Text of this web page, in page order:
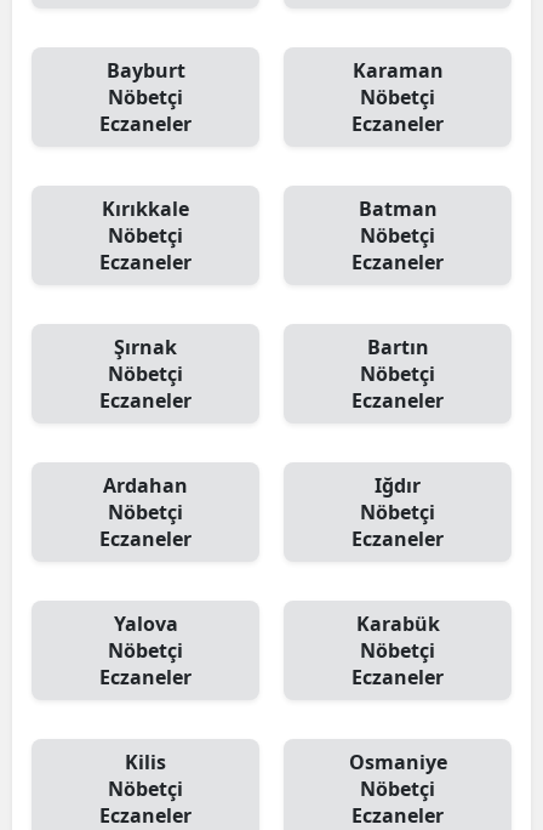
Bayburt
Nöbetçi
Eczaneler
Karaman
Nöbetçi
Eczaneler
Kırıkkale
Nöbetçi
Eczaneler
Batman
Nöbetçi
Eczaneler
Şırnak
Nöbetçi
Eczaneler
Bartın
Nöbetçi
Eczaneler
Ardahan
Nöbetçi
Eczaneler
Iğdır
Nöbetçi
Eczaneler
Yalova
Nöbetçi
Eczaneler
Karabük
Nöbetçi
Eczaneler
Kilis
Nöbetçi
Eczaneler
Osmaniye
Nöbetçi
Eczaneler